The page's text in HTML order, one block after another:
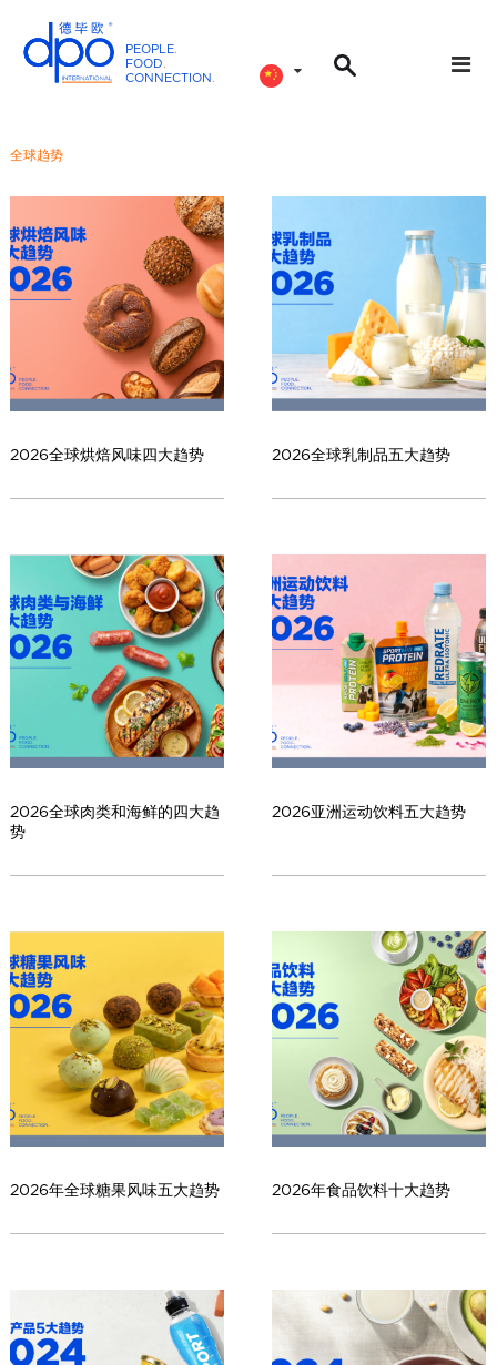
PEOPLE.
FOOD.
CONNECTION.
e
r
n
a
t
i
o
n
l
h
i
n
a
全球趋势
2026全球烘焙风味四大趋势 2026全球乳制品五大趋势
2026全球肉类和海鲜的四大趋
势
2026亚洲运动饮料五大趋势
2026年全球糖果风味五大趋势 2026年食品饮料十大趋势